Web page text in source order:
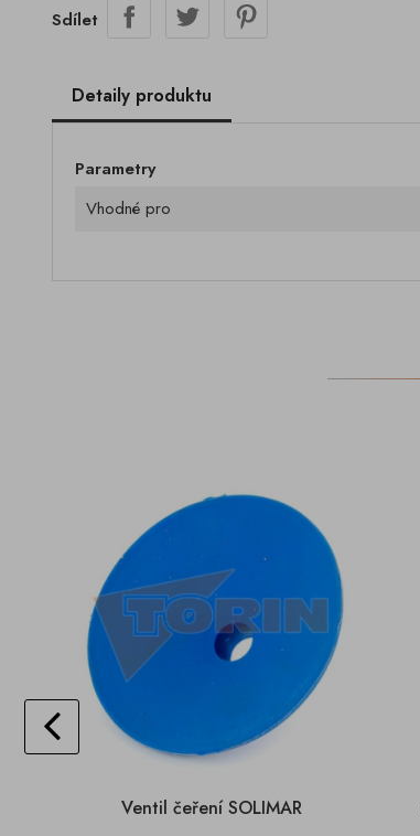
Sdílet
Detaily produktu
Parametry
Vhodné pro
Ventil čeření SOLIMAR